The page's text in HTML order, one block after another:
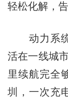
轻松化解，
动力系统
活在一线城
里续航完全
圳，一次充